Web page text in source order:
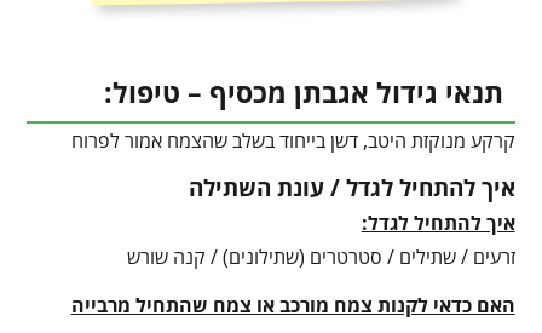
תנאי גידול אגבתן מכסיף – טיפול:
קרקע מנוקזת היטב, דשן בייחוד בשלב שהצמח אמור לפרוח
איך להתחיל לגדל / עונת השתילה
איך להתחיל לגדל:
זרעים / שתילים / סטרטרים (שתילונים) / קנה שורש
האם כדאי לקנות צמח מורכב או צמח שהתחיל מרבייה